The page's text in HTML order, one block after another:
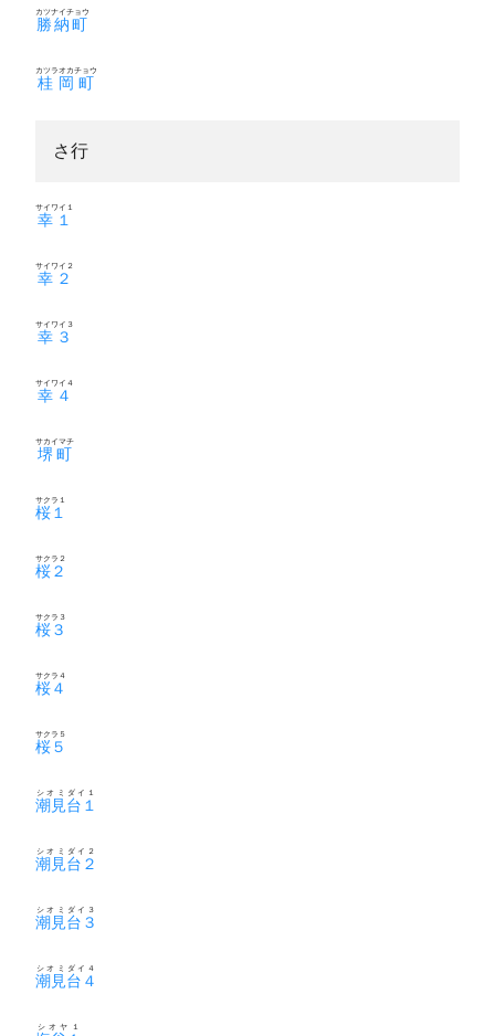
勝納町
カツナイチョウ
桂岡町
カツラオカチョウ
さ行
幸１
サイワイ１
幸２
サイワイ２
幸３
サイワイ３
幸４
サイワイ４
堺町
サカイマチ
桜１
サクラ１
桜２
サクラ２
桜３
サクラ３
桜４
サクラ４
桜５
サクラ５
潮見台１
シオミダイ１
潮見台２
シオミダイ２
潮見台３
シオミダイ３
潮見台４
シオミダイ４
シオヤ１